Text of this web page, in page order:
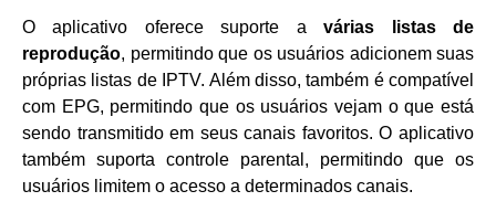
O aplicativo oferece suporte avárias listas de
reprodução, permitindo que os usuários adicionem suas
próprias listas de IPTV. Além disso, também é compatível
com EPG, permitindo que os usuários vejam o que está
sendo transmitido em seus canais favoritos. O aplicativo
também suporta controle parental, permitindo que os
usuários limitem o acesso a determinados canais.